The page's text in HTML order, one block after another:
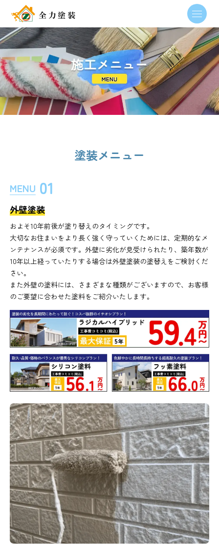
塗装メニュー
MENU 01
外壁塗装
およそ10年前後が塗り替えのタイミングです。
大切なお住まいをより長く強く守っていくためには、定期的なメ
ンテナンスが必須です。外壁に劣化が見受けられたり、築年数が
10年以上経っていたりする場合は外壁塗装の塗替えをご検討くだ
さい。
また外壁の塗料には、さまざまな種類がございますので、お客様
のご要望に合わせた塗料をご紹介いたします。